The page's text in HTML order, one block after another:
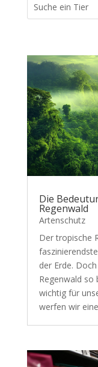
Die
Regenwald
Artenschutz
Der tropische
der Erde.
Regenwald so
wichtig für
werfen wir